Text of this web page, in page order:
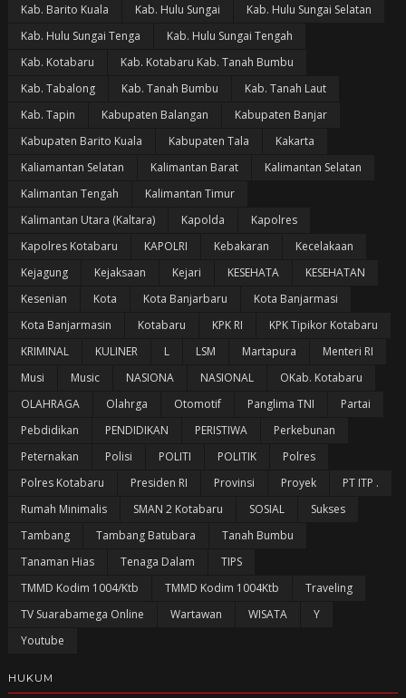
Kab. Barito Kuala
Kab. Hulu Sungai
Kab. Hulu Sungai Selatan
Kab. Hulu Sungai Tenga
Kab. Hulu Sungai Tengah
Kab. Kotabaru
Kab. Kotabaru Kab. Tanah Bumbu
Kab. Tabalong
Kab. Tanah Bumbu
Kab. Tanah Laut
Kab. Tapin
Kabupaten Balangan
Kabupaten Banjar
Kabupaten Barito Kuala
Kabupaten Tala
Kakarta
Kaliamantan Selatan
Kalimantan Barat
Kalimantan Selatan
Kalimantan Tengah
Kalimantan Timur
Kalimantan Utara (Kaltara)
Kapolda
Kapolres
Kapolres Kotabaru
KAPOLRI Kebakaran
Kecelakaan
Kejagung
Kejaksaan Kejari KESEHATA
KESEHATAN
Kesenian
Kota Kota Banjarbaru
Kota Banjarmasi
Kota Banjarmasin
Kotabaru KPK RI
KPK Tipikor Kotabaru
KRIMINAL
KULINER L LSM Martapura
Menteri RI
Musi
Music NASIONA NASIONAL
OKab. Kotabaru
OLAHRAGA
Olahrga Otomotif Panglima TNI
Partai
Pebdidikan
PENDIDIKAN PERISTIWA
Perkebunan
Peternakan
Polisi POLITI POLITIK
Polres
Polres Kotabaru
Presiden RI Provinsi Proyek
PT ITP .
Rumah Minimalis
SMAN 2 Kotabaru SOSIAL
Sukses
Tambang
Tambang Batubara
Tanah Bumbu
Tanaman Hias
Tenaga Dalam
TIPS
TMMD Kodim 1004/Ktb
TMMD Kodim 1004Ktb
Traveling
TV Suarabamega Online
Wartawan WISATA
Y
Youtube
HUKUM